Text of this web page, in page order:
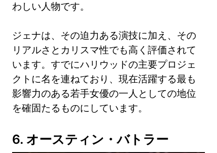
わしい人物です。
ジェナは、その迫力ある演技に加え、その
リアルさとカリスマ性でも高く評価されて
います。すでにハリウッドの主要プロジェ
クトに名を連ねており、現在活躍する最も
影響力のある若手女優の一人としての地位
を確固たるものにしています。
6. オースティン・バトラー